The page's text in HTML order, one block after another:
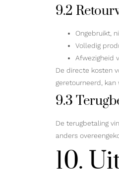
9.2
Ongebruikt,
Volledig
Afwezigheid
De directe kosten
geretourneerd,
9.3
De terugbetaling
anders
10.